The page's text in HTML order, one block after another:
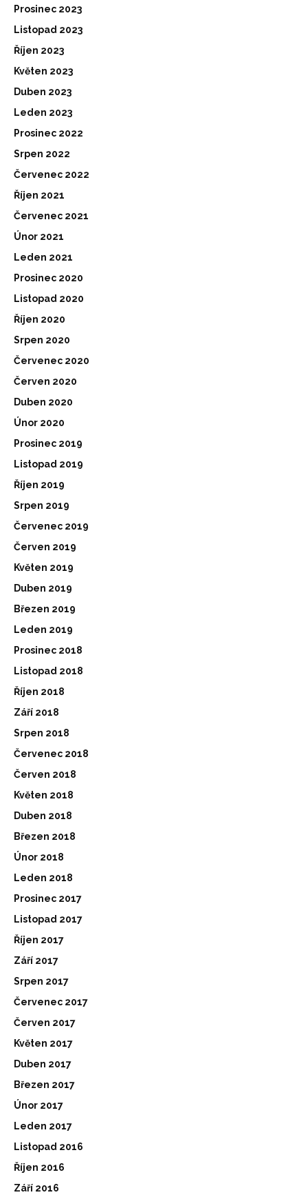
Prosinec 2023
Listopad 2023
Říjen 2023
Květen 2023
Duben 2023
Leden 2023
Prosinec 2022
Srpen 2022
Červenec 2022
Říjen 2021
Červenec 2021
Únor 2021
Leden 2021
Prosinec 2020
Listopad 2020
Říjen 2020
Srpen 2020
Červenec 2020
Červen 2020
Duben 2020
Únor 2020
Prosinec 2019
Listopad 2019
Říjen 2019
Srpen 2019
Červenec 2019
Červen 2019
Květen 2019
Duben 2019
Březen 2019
Leden 2019
Prosinec 2018
Listopad 2018
Říjen 2018
Září 2018
Srpen 2018
Červenec 2018
Červen 2018
Květen 2018
Duben 2018
Březen 2018
Únor 2018
Leden 2018
Prosinec 2017
Listopad 2017
Říjen 2017
Září 2017
Srpen 2017
Červenec 2017
Červen 2017
Květen 2017
Duben 2017
Březen 2017
Únor 2017
Leden 2017
Listopad 2016
Říjen 2016
Září 2016